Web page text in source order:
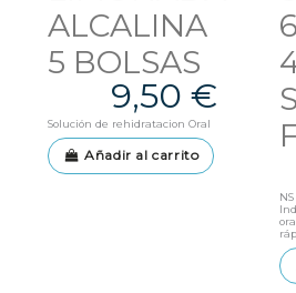
ALCALINA
5 BOLSAS
9,50 €
Solución de rehidratacion Oral
Añadir al carrito